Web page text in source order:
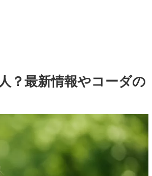
？最新情報やコーダの